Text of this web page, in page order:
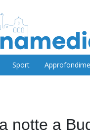
Sport
notte a